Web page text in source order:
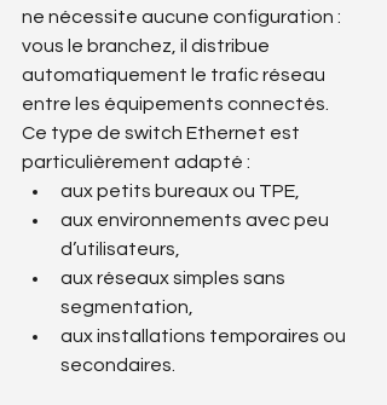
ne nécessite aucune configuration :
vous le branchez, il distribue
automatiquement le trafic réseau
entre les équipements connectés.
Ce type de switch Ethernet est
particulièrement adapté :
aux petits bureaux ou TPE,
aux environnements avec peu
d’utilisateurs,
aux réseaux simples sans
segmentation,
aux installations temporaires ou
secondaires.